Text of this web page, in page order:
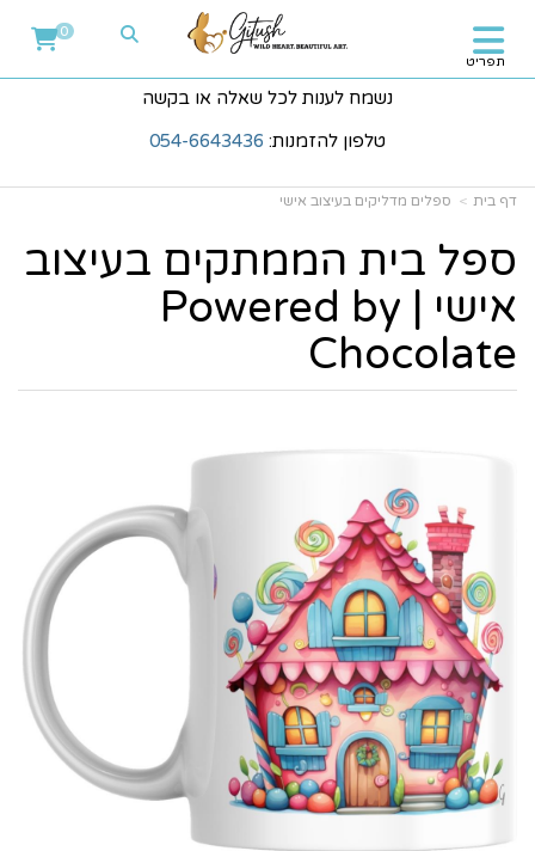
נשמח לענות לכל שאלה או בקשה
טלפון להזמנות: 054-6643436
תפריט
0
דף בית ספלים מדליקים בעיצוב אישי
ספל בית הממתקים בעיצוב
אישי | Powered by
Chocolate